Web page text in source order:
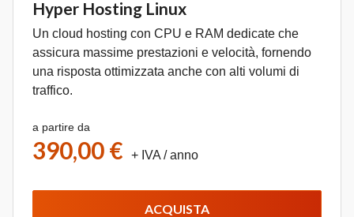
Hyper Hosting Linux
Un cloud hosting con CPU e RAM dedicate che
assicura massime prestazioni e velocità, fornendo
una risposta ottimizzata anche con alti volumi di
traffico.
a partire da
390,00 € + IVA / anno
ACQUISTA